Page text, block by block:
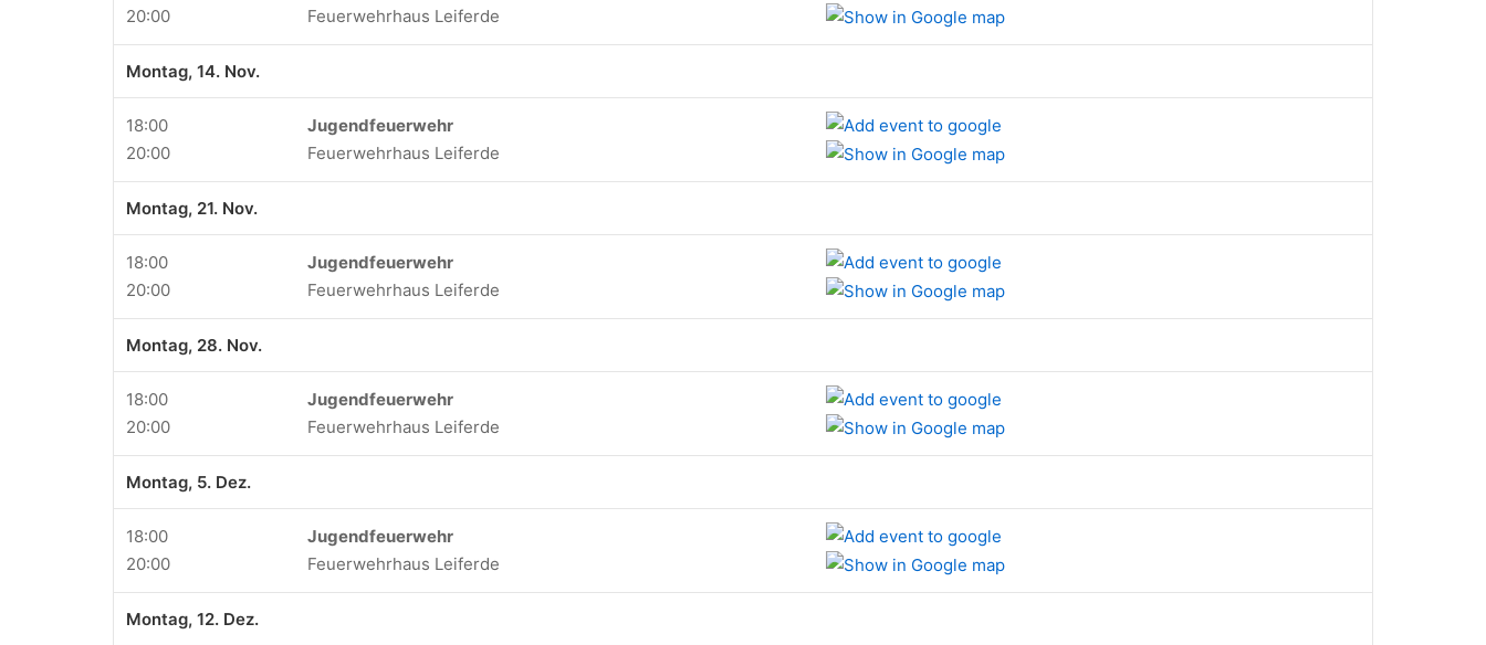
20:00
Feuerwehrhaus Leiferde
Montag, 14. Nov.
18:00
20:00
Jugendfeuerwehr
Feuerwehrhaus Leiferde
Montag, 21. Nov.
18:00
20:00
Jugendfeuerwehr
Feuerwehrhaus Leiferde
Montag, 28. Nov.
18:00
20:00
Jugendfeuerwehr
Feuerwehrhaus Leiferde
Montag, 5. Dez.
18:00
20:00
Jugendfeuerwehr
Feuerwehrhaus Leiferde
Montag, 12. Dez.